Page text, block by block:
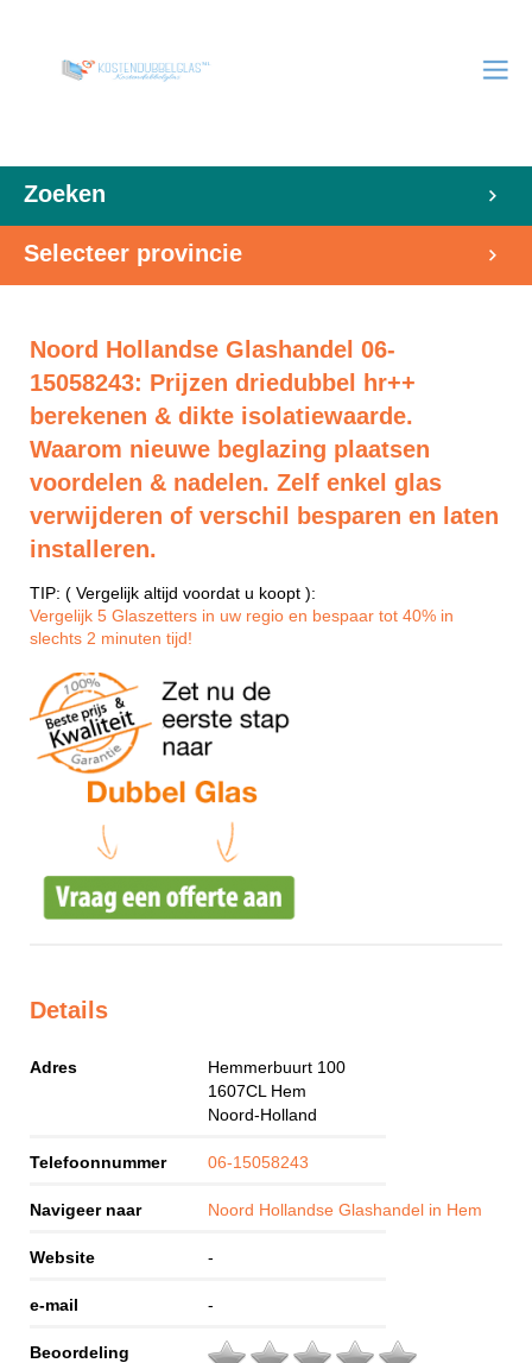
Zoeken
Selecteer provincie
Noord Hollandse Glashandel 06-
15058243: Prijzen driedubbel hr++
berekenen & dikte isolatiewaarde.
Waarom nieuwe beglazing plaatsen
voordelen & nadelen. Zelf enkel glas
verwijderen of verschil besparen en laten
installeren.
TIP: ( Vergelijk altijd voordat u koopt ):
Vergelijk 5 Glaszetters in uw regio en bespaar tot 40% in
slechts 2 minuten tijd!
Details
Adres
Hemmerbuurt 100
1607CL Hem
Noord-Holland
Telefoonnummer 06-15058243
Navigeer naar Noord Hollandse Glashandel in Hem
Website -
e-mail -
Beoordeling